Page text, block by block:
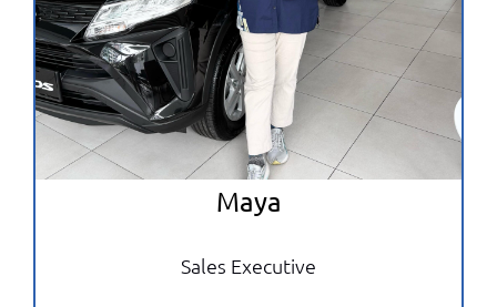
Maya
Sales Executive